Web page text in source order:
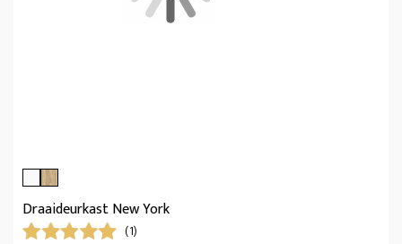
Draaideurkast New York
(1)